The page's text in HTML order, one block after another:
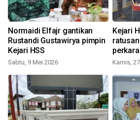
Normaidi Elfajr gantikan
Rustandi Gustawirya pimpin
Kejari HSS
Sabtu, 9 Mei 2026
Kejari
perkara
Kamis,